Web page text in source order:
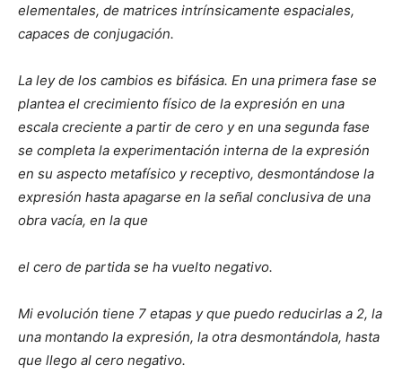
elementales, de matrices intrínsicamente espaciales,
capaces de conjugación.
La ley de los cambios es bifásica. En una primera fase se
plantea el crecimiento físico de la expresión en una
escala creciente a partir de cero y en una segunda fase
se completa la experimentación interna de la expresión
en su aspecto metafísico y receptivo, desmontándose la
expresión hasta apagarse en la señal conclusiva de una
obra vacía, en la que
el cero de partida se ha vuelto negativo.
Mi evolución tiene 7 etapas y que puedo reducirlas a 2, la
una montando la expresión, la otra desmontándola, hasta
que llego al cero negativo.